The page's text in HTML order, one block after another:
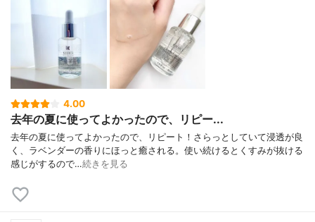
4.00
去年の夏に使ってよかったので、リピー...
去年の夏に使ってよかったので、リピート！さらっとしていて浸透が良
く、ラベンダーの香りにほっと癒される。使い続けるとくすみが抜ける
感じがするので…続きを見る